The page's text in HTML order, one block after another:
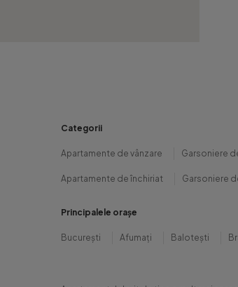
Categorii
Apartamente de vânzare Garsoniere
Apartamente de închiriat Garsoniere
Principalele orașe
București Afumați Balotești